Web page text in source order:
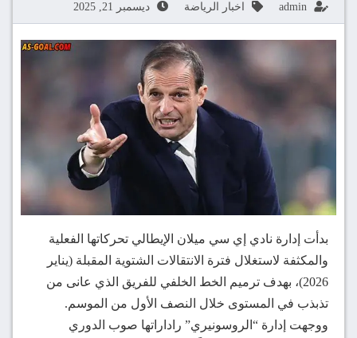
admin اخبار الرياضة ديسمبر 21, 2025
بدأت إدارة نادي إي سي ميلان الإيطالي تحركاتها الفعلية
والمكثفة لاستغلال فترة الانتقالات الشتوية المقبلة (يناير
2026)، بهدف ترميم الخط الخلفي للفريق الذي عانى من
تذبذب في المستوى خلال النصف الأول من الموسم.
ووجهت إدارة “الروسونيري” راداراتها صوب الدوري